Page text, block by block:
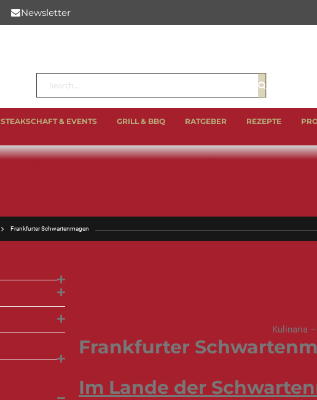
Newsletter
Suche
Suche
STEAKSCHAFT & EVENTS GRILL & BBQ RATGEBER REZEPTE
Frankfurter Schwartenmagen
Kulinaria
Frankfurter
Im Lande der